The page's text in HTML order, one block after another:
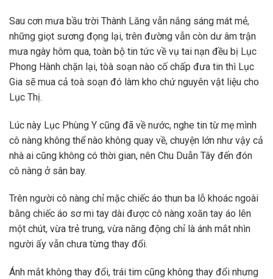
Sau cơn mưa bầu trời Thành Lăng vẫn nắng sáng mát mẻ,
những giọt sương đọng lại, trên đường vẫn còn dư âm trận
mưa ngày hôm qua, toàn bộ tin tức về vụ tai nạn đều bị Lục
Phong Hành chặn lại, tòà soạn nào cố chấp đưa tin thì Lục
Gia sẽ mua cả toà soạn đó làm kho chứ nguyên vật liệu cho
Lục Thị.
Lúc này Lục Phùng Y cũng đã về nước, nghe tin từ mẹ mình
cô nàng không thể nào không quay về, chuyện lớn như vậy cả
nhà ai cũng không có thời gian, nên Chu Duẫn Tây đến đón
cô nàng ở sân bay.
Trên người cô nàng chỉ mặc chiếc áo thun ba lỗ khoác ngoài
bằng chiếc áo sơ mi tay dài được cô nàng xoăn tay áo lên
một chút, vừa trẻ trung, vừa năng động chỉ là ánh mắt nhìn
người ấy vẫn chưa từng thay đổi.
Ánh mắt không thay đổi, trái tim cũng không thay đổi nhưng